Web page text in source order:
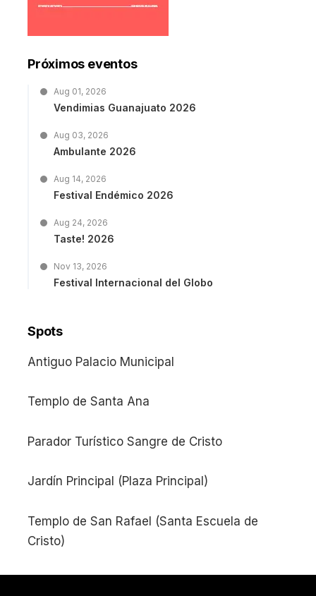
Próximos eventos
Aug 01, 2026
Vendimias Guanajuato 2026
Aug 03, 2026
Ambulante 2026
Aug 14, 2026
Festival Endémico 2026
Aug 24, 2026
Taste! 2026
Nov 13, 2026
Festival Internacional del Globo
Spots
Antiguo Palacio Municipal
Templo de Santa Ana
Parador Turístico Sangre de Cristo
Jardín Principal (Plaza Principal)
Templo de San Rafael (Santa Escuela de
Cristo)